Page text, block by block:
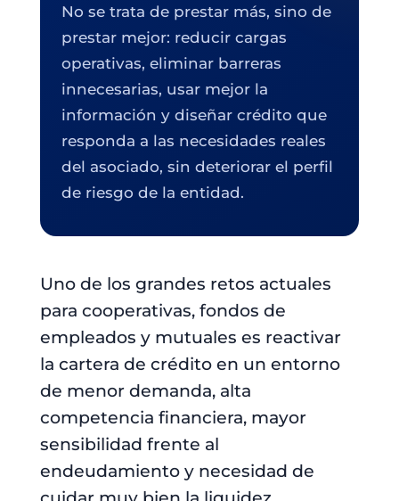
No se trata de prestar más, sino de
prestar mejor: reducir cargas
operativas, eliminar barreras
innecesarias, usar mejor la
información y diseñar crédito que
responda a las necesidades reales
del asociado, sin deteriorar el perfil
de riesgo de la entidad.
Uno de los grandes retos actuales
para cooperativas, fondos de
empleados y mutuales es reactivar
la cartera de crédito en un entorno
de menor demanda, alta
competencia financiera, mayor
sensibilidad frente al
endeudamiento y necesidad de